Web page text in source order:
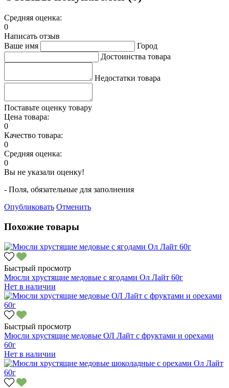
Средняя оценка:
0
Написать отзыв
Ваше имя
Город
Достоинства товара
Недостатки товара
Поставьте оценку товару
Цена товара:
0
Качество товара:
0
Средняя оценка:
0
Вы не указали оценку!
- Поля, обязательные для заполнения
Опубликовать Отменить
Похожие товары
Быстрый просмотр
Мюсли хрустящие медовые с ягодами Ол Лайт 60г
Нет в наличии
Быстрый просмотр
Мюсли хрустящие медовые ОЛ Лайт с фруктами и орехами
60г
Нет в наличии